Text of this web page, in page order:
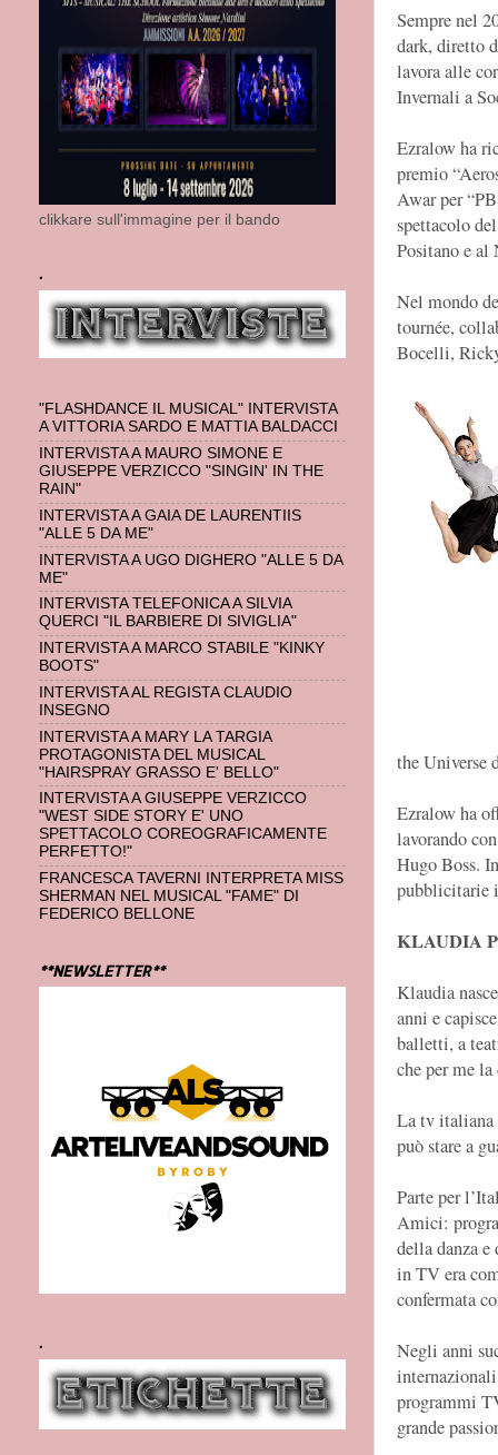
Sempre nel
dark, diretto
lavora alle
Invernali a
Ezralow ha
premio
Awar per
spettacolo
Positano e
Nel mondo
tournée,
Bocelli,
the Universe
Ezralow ha
lavorando
Hugo Boss.
pubblicitarie
KLAUDIA
Klaudia
anni e
balletti, a
che per me la
La tv italiana
può stare a
Parte per
Amici:
della danza
in TV era
confermata
Negli anni
programmi
grande
clikkare sull'immagine per il bando
.
"FLASHDANCE IL MUSICAL" INTERVISTA
A VITTORIA SARDO E MATTIA BALDACCI
INTERVISTA A MAURO SIMONE E
GIUSEPPE VERZICCO "SINGIN' IN THE
RAIN"
INTERVISTA A GAIA DE LAURENTIIS
"ALLE 5 DA ME"
INTERVISTA A UGO DIGHERO "ALLE 5 DA
ME"
INTERVISTA TELEFONICA A SILVIA
QUERCI "IL BARBIERE DI SIVIGLIA"
INTERVISTA A MARCO STABILE "KINKY
BOOTS"
INTERVISTA AL REGISTA CLAUDIO
INSEGNO
INTERVISTA A MARY LA TARGIA
PROTAGONISTA DEL MUSICAL
"HAIRSPRAY GRASSO E' BELLO"
INTERVISTA A GIUSEPPE VERZICCO
"WEST SIDE STORY E' UNO
SPETTACOLO COREOGRAFICAMENTE
PERFETTO!"
FRANCESCA TAVERNI INTERPRETA MISS
SHERMAN NEL MUSICAL "FAME" DI
FEDERICO BELLONE
**NEWSLETTER**
.